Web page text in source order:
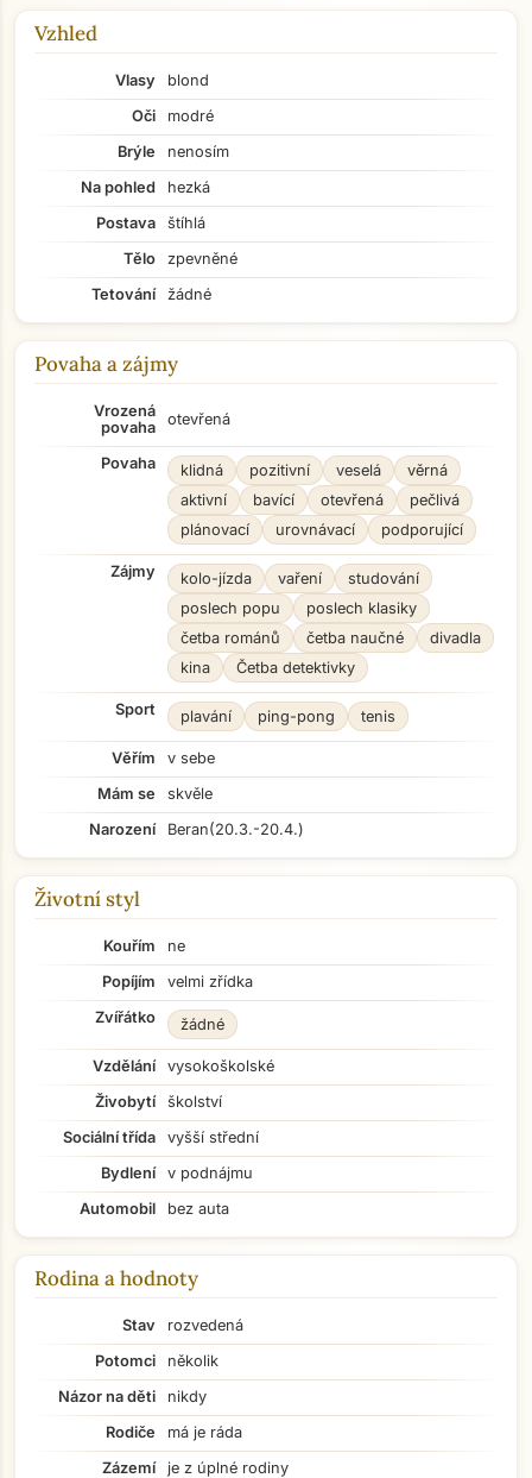
Vzhled
Vlasy
blond
Oči
modré
Brýle
nenosím
Na pohled
hezká
Postava
štíhlá
Tělo
zpevněné
Tetování
žádné
Povaha a zájmy
Vrozená
povaha
otevřená
Povaha klidná pozitivní veselá
věrná
aktivní
bavící otevřená
pečlivá
plánovací
urovnávací podporující
Zájmy kolo-jízda vaření
studování
poslech popu
poslech klasiky
četba románů
četba naučné
divadla
kina
Četba detektivky
Sport plavání ping-pong tenis
Věřím
v sebe
Mám se
skvěle
Narození
Beran(20.3.-20.4.)
Životní styl
Kouřím
ne
Popíjím
velmi zřídka
Zvířátko
žádné
Vzdělání
vysokoškolské
Živobytí
školství
Sociální třída
vyšší střední
Bydlení
v podnájmu
Automobil
bez auta
Rodina a hodnoty
Stav
rozvedená
Potomci
několik
Názor na děti
nikdy
Rodiče
má je ráda
Zázemí
je z úplné rodiny